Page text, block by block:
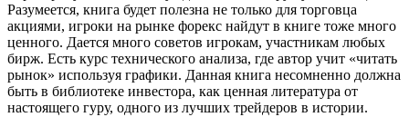
Разумеется, книга будет полезна не только для торговца
акциями, игроки на рынке форекс найдут в книге тоже много
ценного. Дается много советов игрокам, участникам любых
бирж. Есть курс технического анализа, где автор учит «читать
рынок» используя графики. Данная книга несомненно должна
быть в библиотеке инвестора, как ценная литература от
настоящего гуру, одного из лучших трейдеров в истории.